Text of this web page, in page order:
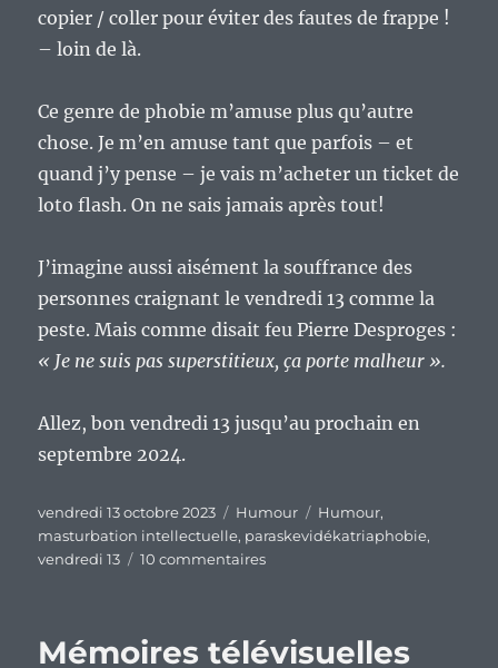
copier / coller pour éviter des fautes de frappe !
– loin de là.
Ce genre de phobie m’amuse plus qu’autre
chose. Je m’en amuse tant que parfois – et
quand j’y pense – je vais m’acheter un ticket de
loto flash. On ne sais jamais après tout!
J’imagine aussi aisément la souffrance des
personnes craignant le vendredi 13 comme la
peste. Mais comme disait feu Pierre Desproges :
« Je ne suis pas superstitieux, ça porte malheur ».
Allez, bon vendredi 13 jusqu’au prochain en
septembre 2024.
Publié
le
vendredi 13 octobre 2023 Catégories
Humour Étiquettes
Humour,
masturbation intellectuelle, paraskevidékatriaphobie,
vendredi 13
10 commentairessur
13…
Mémoires télévisuelles